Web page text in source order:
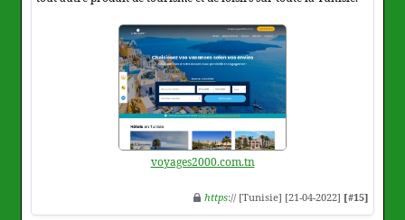
voyages2000.com.tn
https:// [Tunisie] [21-04-2022] [#15]